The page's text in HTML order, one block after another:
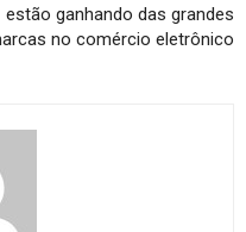
estão ganhando das grandes
no comércio eletrônico